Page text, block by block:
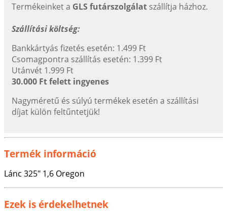
Termékeinket a GLS futárszolgálat szállítja házhoz.
Szállítási költség:
Bankkártyás fizetés esetén: 1.499 Ft
Csomagpontra szállítás esetén: 1.399 Ft
Utánvét 1.999 Ft
30.000 Ft felett ingyenes
Nagyméretű és súlyú termékek esetén a szállítási
díjat külön feltűntetjük!
Termék információ
Lánc 325" 1,6 Oregon
Ezek is érdekelhetnek